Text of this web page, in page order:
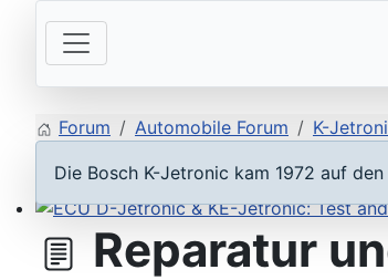
ECU D-Jetronic & KE-Jetronic: Test and
Forum Automobile Forum K-
Die Bosch K-Jetronic kam 1972 auf
Reparatur